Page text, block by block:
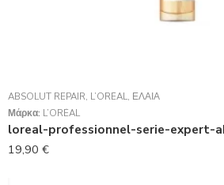
ABSOLUT REPAIR, L’ORÉAL, ΈΛΑΙΑ
Μάρκα: L’ORÉAL
19,90 €